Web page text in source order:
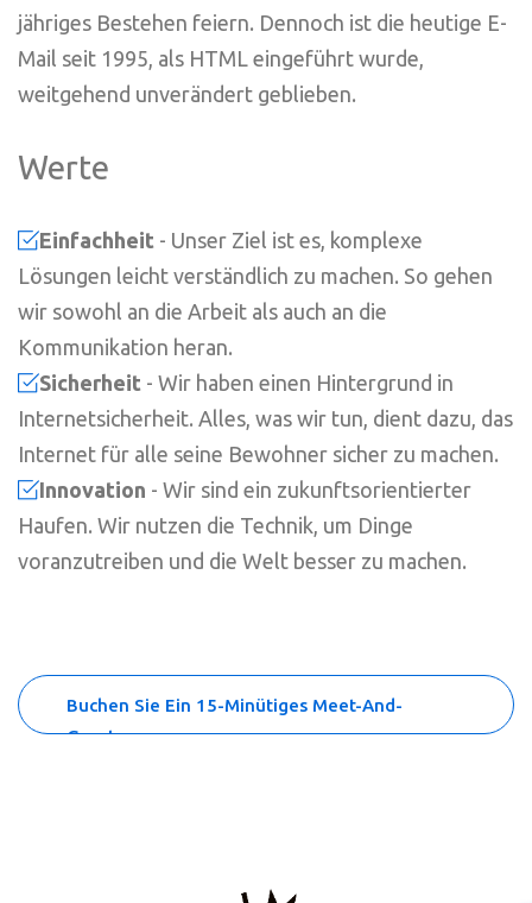
jähriges Bestehen feiern. Dennoch ist die heutige E-
Mail seit 1995, als HTML eingeführt wurde,
weitgehend unverändert geblieben.
Werte
Einfachheit - Unser Ziel ist es, komplexe
Lösungen leicht verständlich zu machen. So gehen
wir sowohl an die Arbeit als auch an die
Kommunikation heran.
Sicherheit - Wir haben einen Hintergrund in
Internetsicherheit. Alles, was wir tun, dient dazu, das
Internet für alle seine Bewohner sicher zu machen.
Innovation - Wir sind ein zukunftsorientierter
Haufen. Wir nutzen die Technik, um Dinge
voranzutreiben und die Welt besser zu machen.
Buchen Sie Ein 15-Minütiges Meet-And-
Greet